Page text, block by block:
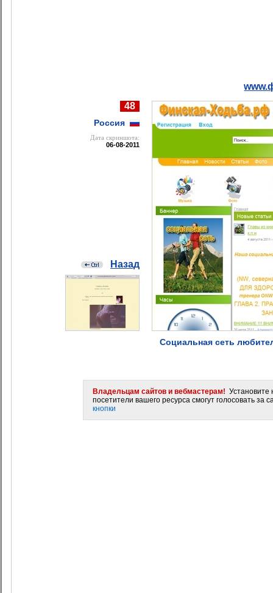
48
Россия
Дата cкриншота:
06-08-2011
Назад
Социальная сеть
Владельцам сайтов и вебмастерам! Установите
посетители вашего ресурса смогут голосовать за
кнопки